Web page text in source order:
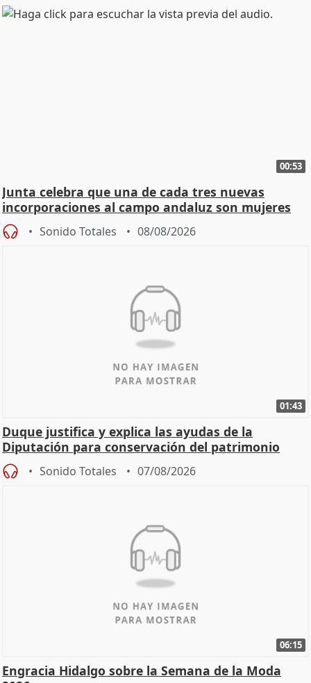
00:53
Junta celebra que una de cada tres nuevas
incorporaciones al campo andaluz son mujeres
jóvenes
Sonido Totales 08/08/2026
01:43
Duque justifica y explica las ayudas de la
Diputación para conservación del patrimonio
Sonido Totales 07/08/2026
06:15
Engracia Hidalgo sobre la Semana de la Moda